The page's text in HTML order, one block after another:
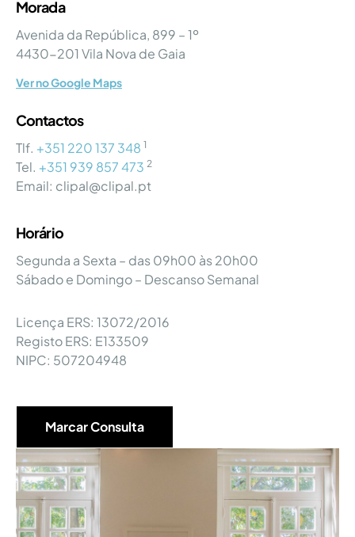
Morada
Avenida da República, 899 – 1º
4430-201 Vila Nova de Gaia
Ver no Google Maps
Contactos
Tlf. +351 220 137 348 1
Tel. +351 939 857 473 2
Email: clipal@clipal.pt
Horário
Segunda a Sexta – das 09h00 às 20h00
Sábado e Domingo – Descanso Semanal
Licença ERS: 13072/2016
Registo ERS: E133509
NIPC: 507204948
Marcar Consulta